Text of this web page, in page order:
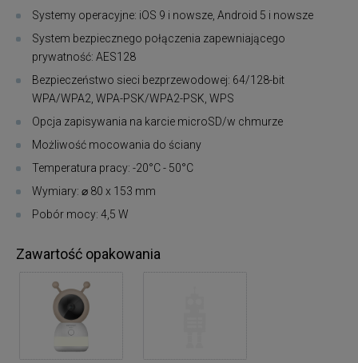
Systemy operacyjne: iOS 9 i nowsze, Android 5 i nowsze
System bezpiecznego połączenia zapewniającego
prywatność: AES128
Bezpieczeństwo sieci bezprzewodowej: 64/128-bit
WPA/WPA2, WPA-PSK/WPA2-PSK, WPS
Opcja zapisywania na karcie microSD/w chmurze
Możliwość mocowania do ściany
Temperatura pracy: -20°C - 50°C
Wymiary: ⌀ 80 x 153 mm
Pobór mocy: 4,5 W
Zawartość opakowania